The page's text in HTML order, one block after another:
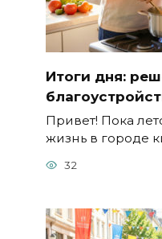
Итоги дня:
Привет! Пока
жизнь в городе
32